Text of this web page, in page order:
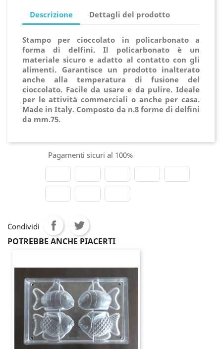
Descrizione Dettagli del prodotto
Stampo per cioccolato in policarbonato a
forma di delfini. Il policarbonato è un
materiale sicuro e adatto al contatto con gli
alimenti. Garantisce un prodotto inalterato
anche alla temperatura di fusione del
cioccolato. Facile da usare e da pulire. Ideale
per le attività commerciali o anche per casa.
Made in Italy. Composto da n.8 forme di delfini
da mm.75.
Pagamenti sicuri al 100%
Condividi
POTREBBE ANCHE PIACERTI